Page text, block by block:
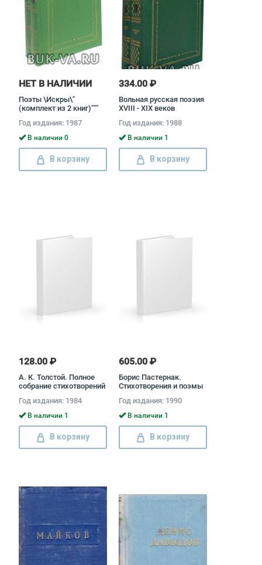
НЕТ В НАЛИЧИИ
Поэты \Искры\"
(комплект из 2 книг)"""
Год издания: 1987
В наличии 0
В корзину
334.00 ₽
Вольная русская поэзия
XVIII - XIX веков
Иван Тургенев, Федор
Тютчев, Александр
Пушкин, Лев Толстой,
Владимир Раевский,
Михаил Ломоносов,
Александр Грибоедов,
Год издания: 1988
В наличии 1
В корзину
128.00 ₽
А. К. Толстой. Полное
собрание стихотворений
Алексей Толстой
Год издания: 1984
В наличии 1
В корзину
605.00 ₽
Борис Пастернак.
Стихотворения и поэмы
Борис Пастернак
Год издания: 1990
В наличии 1
В корзину